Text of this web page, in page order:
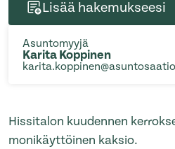
Lisää hakemukseesi
Asuntomyyjä
Karita Koppinen
Hissitalon kuudennen
monikäyttöinen kaksio.